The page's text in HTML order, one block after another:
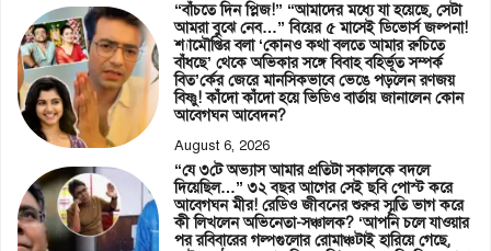
“বাঁচতে দিন প্লিজ!” “আমাদের মধ্যে যা হয়েছে, সেটা
আমরা বুঝে নেব…” বিয়ের ৫ মাসেই ডিভোর্স জল্পনা!
শ্যামৌপ্তির বলা ‘কোনও কথা বলতে আমার রুচিতে
বাঁধছে’ থেকে অভিকার সঙ্গে বিবাহ বহির্ভূত সম্পর্ক
বিত’র্কের জেরে মানসিকভাবে ভেঙে পড়লেন রণজয়
বিষ্ণু! কাঁদো কাঁদো হয়ে ভিডিও বার্তায় জানালেন কোন
আবেগঘন আবেদন?
August 6, 2026
“যে ৩টে অভ্যাস আমার প্রতিটা সকালকে বদলে
দিয়েছিল…” ৩২ বছর আগের সেই ছবি পোস্ট করে
আবেগঘন মীর! রেডিও জীবনের শুরুর স্মৃতি ভাগ করে
কী লিখলেন অভিনেতা-সঞ্চালক? ‘আপনি চলে যাওয়ার
পর রবিবারের গল্পগুলোর রোমাঞ্চটাই হারিয়ে গেছে,